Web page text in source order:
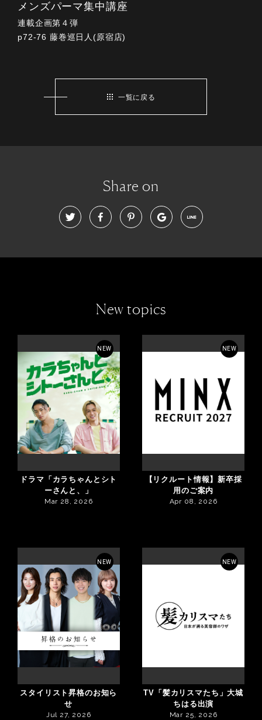
メンズパーマ集中講座
連載企画第４弾
p72-76 藤巻巡日人(原宿店)
一覧に戻る
Share on
New topics
NEW
ドラマ「カラちゃんとシト
ーさんと、」
Mar 28, 2026
NEW
【リクルート情報】新卒採
用のご案内
Apr 08, 2026
NEW
スタイリスト昇格のお知ら
せ
Jul 27, 2026
NEW
TV「髪カリスマたち」大城
ちはる出演
Mar 25, 2026